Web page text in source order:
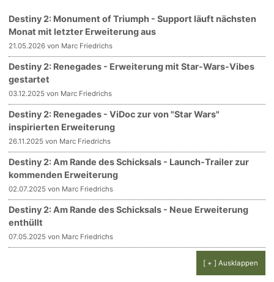
Destiny 2: Monument of Triumph - Support läuft nächsten
Monat mit letzter Erweiterung aus
21.05.2026 von Marc Friedrichs
Destiny 2: Renegades - Erweiterung mit Star-Wars-Vibes
gestartet
03.12.2025 von Marc Friedrichs
Destiny 2: Renegades - ViDoc zur von "Star Wars"
inspirierten Erweiterung
26.11.2025 von Marc Friedrichs
Destiny 2: Am Rande des Schicksals - Launch-Trailer zur
kommenden Erweiterung
02.07.2025 von Marc Friedrichs
Destiny 2: Am Rande des Schicksals - Neue Erweiterung
enthüllt
07.05.2025 von Marc Friedrichs
[ + ] Ausklappen